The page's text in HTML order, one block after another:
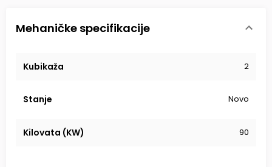
Mehaničke specifikacije
Kubikaža 2
Stanje Novo
Kilovata (KW) 90